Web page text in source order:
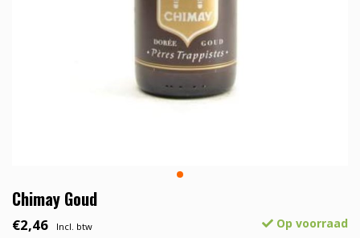
Chimay Goud
€2,46 Incl. btw Op voorraad